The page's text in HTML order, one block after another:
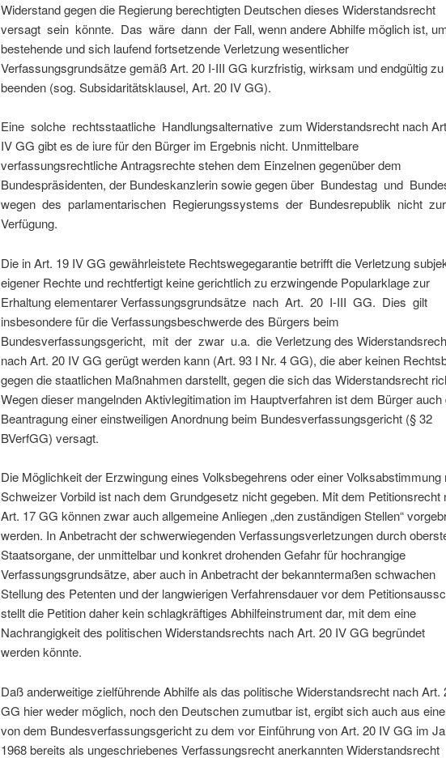
Widerstand gegen die Regierung berechtigten Deutschen dieses Widerstandsrecht
versagt sein könnte. Das wäre dann der Fall, wenn andere Abhilfe möglich ist,
bestehende und sich laufend fortsetzende Verletzung wesentlicher
Verfassungsgrundsätze gemäß Art. 20 I-III GG kurzfristig, wirksam und endgültig zu
beenden (sog. Subsidaritätsklausel, Art. 20 IV GG).
Eine solche rechtsstaatliche Handlungsalternative zum Widerstandsrecht nach
IV GG gibt es de iure für den Bürger im Ergebnis nicht. Unmittelbare
verfassungsrechtliche Antragsrechte stehen dem Einzelnen gegenüber dem
Bundespräsidenten, der Bundeskanzlerin sowie gegen über Bundestag und
wegen des parlamentarischen Regierungssystems der Bundesrepublik nicht zur
Verfügung.
Die in Art. 19 IV GG gewährleistete Rechtswegegarantie betrifft die Verletzung
eigener Rechte und rechtfertigt keine gerichtlich zu erzwingende Popularklage zur
Erhaltung elementarer Verfassungsgrundsätze nach Art. 20 I-III GG. Dies gilt
insbesondere für die Verfassungsbeschwerde des Bürgers beim
Bundesverfassungsgericht, mit der zwar u.a. die Verletzung des
nach Art. 20 IV GG gerügt werden kann (Art. 93 I Nr. 4 GG), die aber keinen
gegen die staatlichen Maßnahmen darstellt, gegen die sich das Widerstandsrecht
Wegen dieser mangelnden Aktivlegitimation im Hauptverfahren ist dem Bürger auch
Beantragung einer einstweiligen Anordnung beim Bundesverfassungsgericht (§ 32
BVerfGG) versagt.
Die Möglichkeit der Erzwingung eines Volksbegehrens oder einer Volksabstimmung
Schweizer Vorbild ist nach dem Grundgesetz nicht gegeben. Mit dem Petitionsrecht
Art. 17 GG können zwar auch allgemeine Anliegen „den zuständigen Stellen“
werden. In Anbetracht der schwerwiegenden Verfassungsverletzungen durch
Staatsorgane, der unmittelbar und konkret drohenden Gefahr für hochrangige
Verfassungsgrundsätze, aber auch in Anbetracht der bekanntermaßen schwachen
Stellung des Petenten und der langwierigen Verfahrensdauer vor dem
stellt die Petition daher kein schlagkräftiges Abhilfeinstrument dar, mit dem eine
Nachrangigkeit des politischen Widerstandsrechts nach Art. 20 IV GG begründet
werden könnte.
Daß anderweitige zielführende Abhilfe als das politische Widerstandsrecht nach Art.
GG hier weder möglich, noch den Deutschen zumutbar ist, ergibt sich auch aus
von dem Bundesverfassungsgericht zu dem vor Einführung von Art. 20 IV GG im
1968 bereits als ungeschriebenes Verfassungsrecht anerkannten Widerstandsrecht